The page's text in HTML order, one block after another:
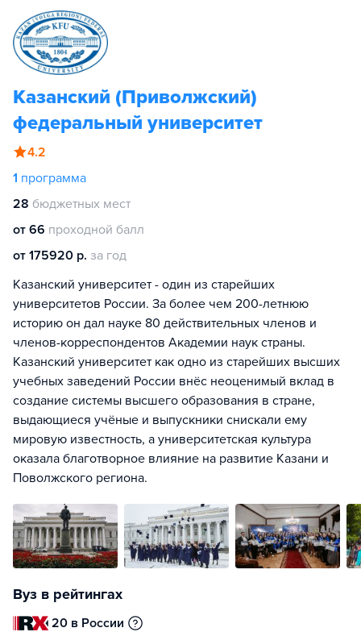
Казанский (Приволжский)
федеральный университет
4.2
1 программа
28 бюджетных мест
от 66 проходной балл
от 175920 р. за год
Казанский университет - один из старейших
университетов России. За более чем 200-летнюю
историю он дал науке 80 действительных членов и
членов-корреспондентов Академии наук страны.
Казанский университет как одно из старейших высших
учебных заведений России внёс неоценимый вклад в
создание системы высшего образования в стране,
выдающиеся учёные и выпускники снискали ему
мировую известность, а университетская культура
оказала благотворное влияние на развитие Казани и
Поволжского региона.
Вуз в рейтингах
20 в России